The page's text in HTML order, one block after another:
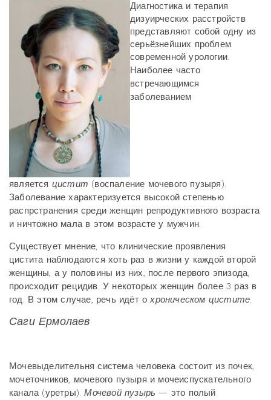
Диагностика и терапия
дизуирческих расстройств
представляют собой одну из
серьёзнейших проблем
современной урологии.
Наиболее часто
встречающимся
заболеванием
является цистит (воспаление мочевого пузыря).
Заболевание характеризуется высокой степенью
распрстранения среди женщин репродуктивного возраста
и ничтожно мала в этом возрасте у мужчин.
Существует мнение, что клинические проявления
цистита наблюдаются хоть раз в жизни у каждой второй
женщины, а у половины из них, после первого эпизода,
происходит рецидив. У некоторых женщин более 3 раз в
год. В этом случае, речь идёт охроническом цистите.
Саги Ермолаев
Мочевыделительня система человека состоит из почек,
мочеточников, мочевого пузыря и мочеиспускательного
канала (уретры).Мочевой пузырь — это полый